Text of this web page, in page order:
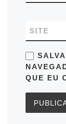
SITE
QUE EU